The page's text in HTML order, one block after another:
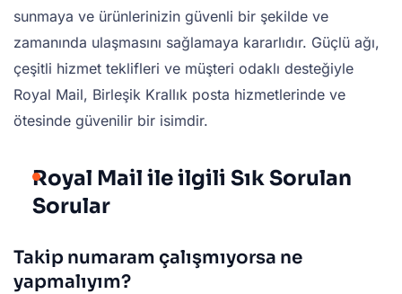
sunmaya ve ürünlerinizin güvenli bir şekilde ve
zamanında ulaşmasını sağlamaya kararlıdır. Güçlü ağı,
çeşitli hizmet teklifleri ve müşteri odaklı desteğiyle
Royal Mail, Birleşik Krallık posta hizmetlerinde ve
ötesinde güvenilir bir isimdir.
Royal Mail ile ilgili Sık Sorulan
Sorular
Takip numaram çalışmıyorsa ne
yapmalıyım?